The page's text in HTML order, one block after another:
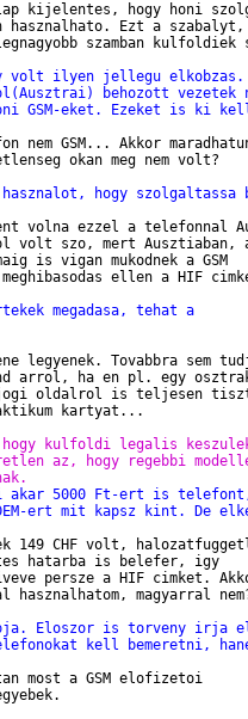
kijelentes, hogy honi
hasznalhato. Ezt a szabalyt,
szamban kulfoldiek
volt ilyen jellegu elkobzas.
behozott
GSM-eket. Ezeket is ki
GSM... Akkor
okan meg nem volt?
hogy
volna ezzel a telefonnal
volt szo, mert Ausztiaban,
is vigan mukodnek a GSM
ellen a HIF
megadasa, tehat a
legyenek. Tovabbra sem
arrol, ha en pl. egy
oldalrol is teljesen
kartyat...
hogy kulfoldi legalis
az, hogy regebbi
akar 5000 Ft-ert is
ert mit kapsz kint. De
149 CHF volt,
hatarba is belefer, igy
persze a HIF cimket.
magyarral
Eloszor is torveny irja
kell bemeretni,
most a GSM elofizetoi